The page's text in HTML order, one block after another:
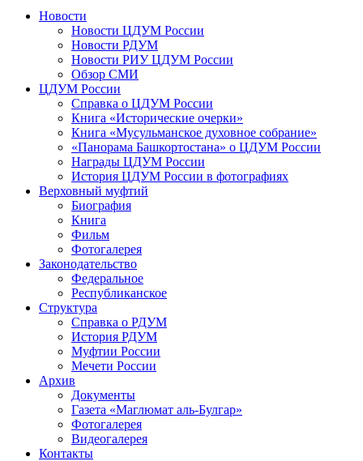
Новости
Новости ЦДУМ России
Новости РДУМ
Новости РИУ ЦДУМ России
Обзор СМИ
ЦДУМ России
Справка о ЦДУМ России
Книга «Исторические очерки»
Книга «Мусульманское духовное собрание»
«Панорама Башкортостана» о ЦДУМ России
Награды ЦДУМ России
История ЦДУМ России в фотографиях
Верховный муфтий
Биография
Книга
Фильм
Фотогалерея
Законодательство
Федеральное
Республиканское
Структура
Справка о РДУМ
История РДУМ
Муфтии России
Мечети России
Архив
Документы
Газета «Маглюмат аль-Булгар»
Фотогалерея
Видеогалерея
Контакты